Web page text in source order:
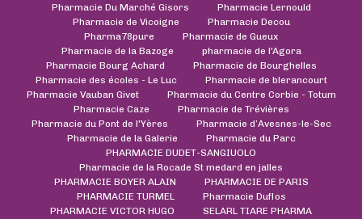
Pharmacie Du Marché Gisors
Pharmacie Lernould
Pharmacie de Vicoigne
Pharmacie Decou
Pharma78pure
Pharmacie de Gueux
Pharmacie de la Bazoge
pharmacie de l'Agora
Pharmacie Bourg Achard
Pharmacie de Bourghelles
Pharmacie des écoles - Le Luc
Pharmacie de blerancourt
Pharmacie Vauban Givet
Pharmacie du Centre Corbie - Totum
Pharmacie Caze
Pharmacie de Trévières
Pharmacie du Pont de l'Yères
Pharmacie d’Avesnes-le-Sec
Pharmacie de la Galerie
Pharmacie du Parc
PHARMACIE DUDET-SANGIUOLO
Pharmacie de la Rocade St medard en jalles
PHARMACIE BOYER ALAIN
PHARMACIE DE PARIS
PHARMACIE TURMEL
Pharmacie Duflos
PHARMACIE VICTOR HUGO
SELARL TIARE PHARMA